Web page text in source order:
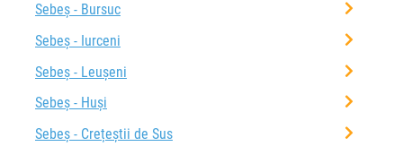
Sebeș - Bursuc
Sebeș - Iurceni
Sebeș - Leușeni
Sebeș - Huși
Sebeș - Crețeștii de Sus